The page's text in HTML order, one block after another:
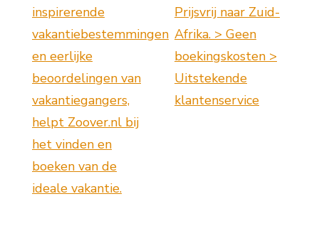
inspirerende
vakantiebestemmingen
en eerlijke
beoordelingen van
vakantiegangers,
helpt Zoover.nl bij
het vinden en
boeken van de
ideale vakantie.
Prijsvrij naar Zuid-
Afrika. > Geen
boekingskosten >
Uitstekende
klantenservice